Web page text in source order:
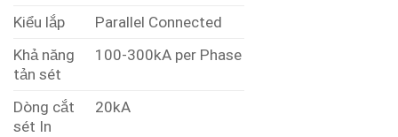
Kiểu lắp
Parallel Connected
Khả năng
tản sét
100-300kA per Phase
Dòng cắt
sét In
20kA